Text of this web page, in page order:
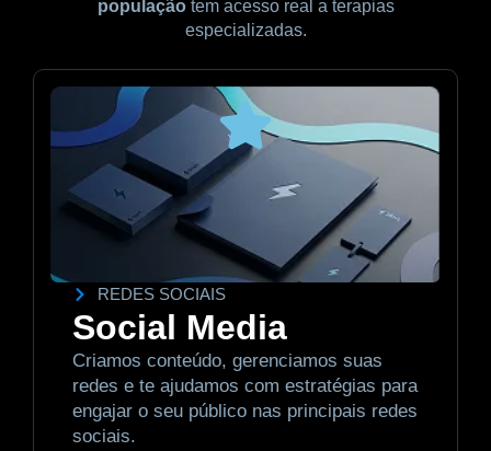
populaçãotem acesso real a terapias
especializadas.
REDES SOCIAIS
Social Media
Criamos conteúdo, gerenciamos suas
redes e te ajudamos com estratégias para
engajar o seu público nas principais redes
sociais.